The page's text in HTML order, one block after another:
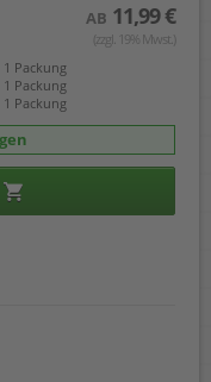
AB 11,99 €
(zzgl. 19% Mwst.)
1 Packung
1 Packung
1 Packung